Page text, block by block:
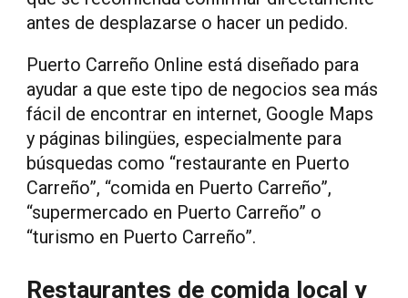
antes de desplazarse o hacer un pedido.
Puerto Carreño Online está diseñado para
ayudar a que este tipo de negocios sea más
fácil de encontrar en internet, Google Maps
y páginas bilingües, especialmente para
búsquedas como “restaurante en Puerto
Carreño”, “comida en Puerto Carreño”,
“supermercado en Puerto Carreño” o
“turismo en Puerto Carreño”.
Restaurantes de comida local y